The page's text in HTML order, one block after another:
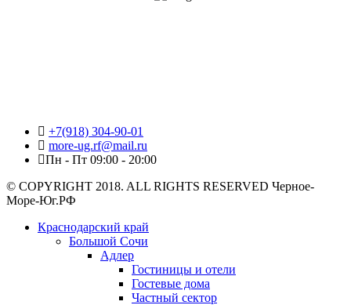
+7(918) 304-90-01
more-ug.rf@mail.ru
Пн - Пт 09:00 - 20:00
© COPYRIGHT 2018. ALL RIGHTS RESERVED Черное-
Море-Юг.РФ
Краснодарский край
Большой Сочи
Адлер
Гостиницы и отели
Гостевые дома
Частный сектор